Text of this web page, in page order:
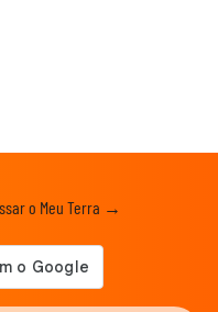
o Meu Terra →